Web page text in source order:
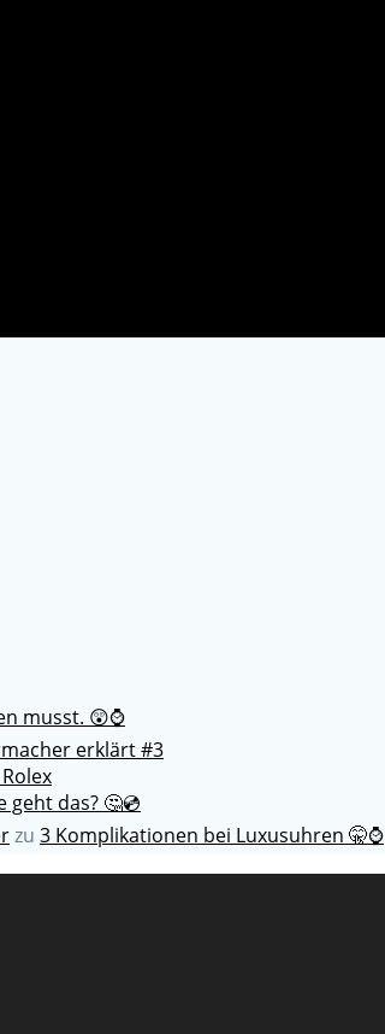
musst. 😲⌚
erklärt #3
das? 🤔💿
zu 3 Komplikationen bei Luxusuhren 🤫⌚